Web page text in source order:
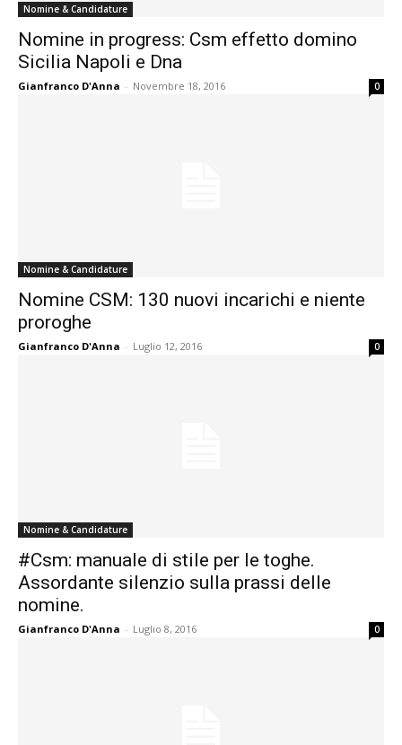
Nomine & Candidature
Nomine in progress: Csm effetto domino
Sicilia Napoli e Dna
Gianfranco D'Anna - Novembre 18, 2016 0
Nomine & Candidature
Nomine CSM: 130 nuovi incarichi e niente
proroghe
Gianfranco D'Anna - Luglio 12, 2016 0
Nomine & Candidature
#Csm: manuale di stile per le toghe.
Assordante silenzio sulla prassi delle
nomine.
Gianfranco D'Anna - Luglio 8, 2016 0